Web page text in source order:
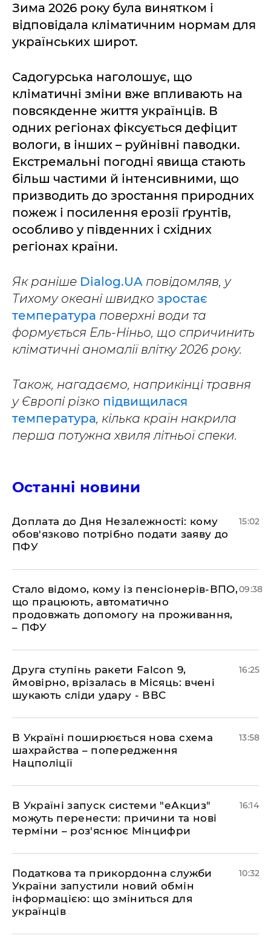
Зима 2026 року була винятком і
відповідала кліматичним нормам для
українських широт.
Садогурська наголошує, що
кліматичні зміни вже впливають на
повсякденне життя українців. В
одних регіонах фіксується дефіцит
вологи, в інших – руйнівні паводки.
Екстремальні погодні явища стають
більш частими й інтенсивними, що
призводить до зростання природних
пожеж і посилення ерозії ґрунтів,
особливо у південних і східних
регіонах країни.
Як раніше Dialog.UA повідомляв, у
Тихому океані швидко зростає
температура поверхні води та
формується Ель-Ніньо, що спричинить
кліматичні аномалії влітку 2026 року.
Також, нагадаємо, наприкінці травня
у Європі різко підвищилася
температура, кілька країн накрила
перша потужна хвиля літньої спеки.
Останні новини
Доплата до Дня Незалежності: кому
обов'язково потрібно подати заяву до
ПФУ
15:02
Стало відомо, кому із пенсіонерів-ВПО,
що працюють, автоматично
продовжать допомогу на проживання,
– ПФУ
09:38
​Друга ступінь ракети Falcon 9,
ймовірно, врізалась в Місяць: вчені
шукають сліди удару - ВВС
16:25
В Україні поширюється нова схема
шахрайства – попередження
Нацполіції
13:58
​В Україні запуск системи "еАкциз"
можуть перенести: причини та нові
терміни – роз'яснює Мінцифри
16:14
Податкова та прикордонна служби
України запустили новий обмін
інформацією: що зміниться для
українців
10:32